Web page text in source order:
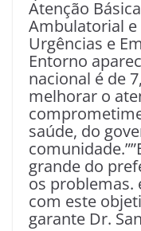
Atenção
Ambulatorial
Urgências e
Entorno
nacional é de
melhorar o
saúde, do
grande do
os problemas.
com este
garante Dr.